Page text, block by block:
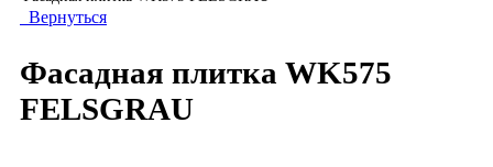
Вернуться
Фасадная плитка WK575
FELSGRAU